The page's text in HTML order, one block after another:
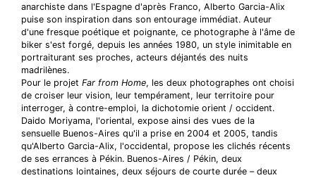
anarchiste dans l'Espagne d'après Franco, Alberto Garcia-Alix
puise son inspiration dans son entourage immédiat. Auteur
d'une fresque poétique et poignante, ce photographe à l'âme de
biker s'est forgé, depuis les années 1980, un style inimitable en
portraiturant ses proches, acteurs déjantés des nuits
madrilènes.
Pour le projet Far from Home, les deux photographes ont choisi
de croiser leur vision, leur tempérament, leur territoire pour
interroger, à contre-emploi, la dichotomie orient / occident.
Daido Moriyama, l'oriental, expose ainsi des vues de la
sensuelle Buenos-Aires qu'il a prise en 2004 et 2005, tandis
qu'Alberto Garcia-Alix, l'occidental, propose les clichés récents
de ses errances à Pékin. Buenos-Aires / Pékin, deux
destinations lointaines, deux séjours de courte durée – deux